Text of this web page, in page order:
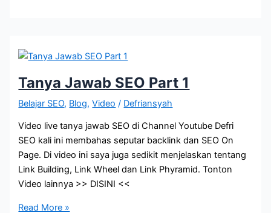
Internet
Tanya Jawab SEO Part 1
Belajar SEO, Blog,Video / Defriansyah
Video live tanya jawab SEO di Channel Youtube Defri
SEO kali ini membahas seputar backlink dan SEO On
Page. Di video ini saya juga sedikit menjelaskan tentang
Link Building, Link Wheel dan Link Phyramid. Tonton
Video lainnya >> DISINI <<
Tanya
Read More »